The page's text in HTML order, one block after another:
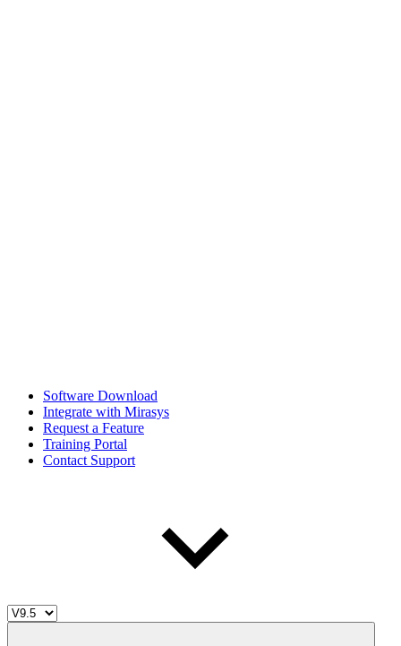
Software Download
Integrate with Mirasys
Request a Feature
Training Portal
Contact Support